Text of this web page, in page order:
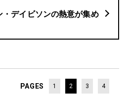
デイビソンの熱意が集め
PAGES 1 2 3 4